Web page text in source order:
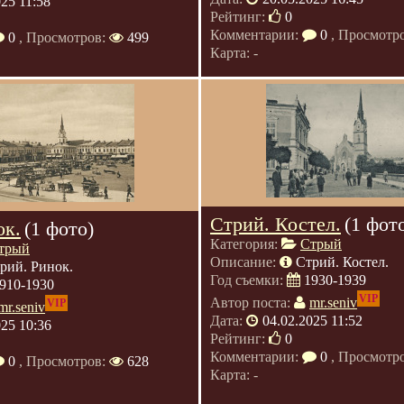
0 , Просмотров: 499
Рейтинг:
0
Комментарии:
0 ,
Карта: -
(1 фото)
Ринок.
1930
VIP
10:36
0 , Просмотров: 628
Стрий. Костел. (1
Категория:
Стрый
Описание:
Стрий. Костел.
Год съемки:
1930-1939
Автор поста:
mr.senivVIP
Дата:
04.02.2025 11:52
Рейтинг:
0
Комментарии:
0 ,
Карта: -